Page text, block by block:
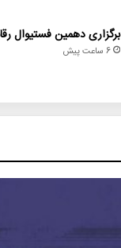
برگزاری دهمین فستیوال
6 ساعت پیش